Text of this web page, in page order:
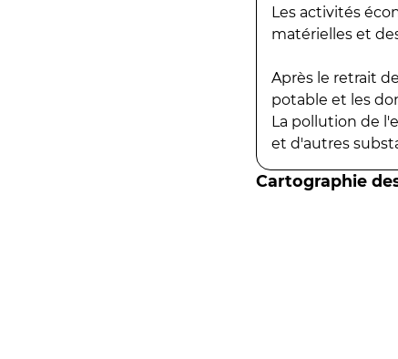
Les activités
matérielles et
Après le retrait
potable et les
La pollution de
et d'autres
Cartographie